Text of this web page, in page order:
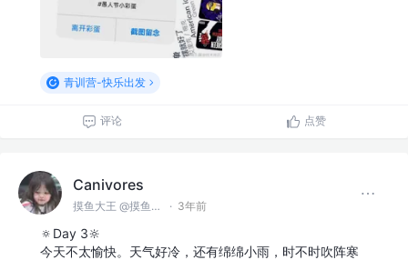
青训营-快乐出发
评论 点赞
Canivores
摸鱼大王 @摸鱼公司 · 3年前
🔅Day 3🔆
今天不太愉快。天气好冷，还有绵绵小雨，时不时吹阵寒